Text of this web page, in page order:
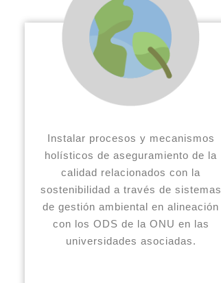
Instalar procesos y mecanismos
holísticos de aseguramiento de la
calidad relacionados con la
sostenibilidad a través de sistemas
de gestión ambiental en alineación
con los ODS de la ONU en las
universidades asociadas.